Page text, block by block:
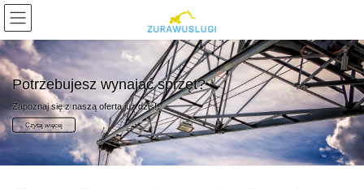
Skip
the
content
Skip
the
Navigation
Potrzebujesz wynająć sprzęt?
Zapoznaj się z naszą oferta już dziś!
Czytaj więcej